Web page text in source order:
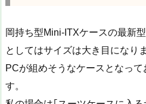
岡持ち型Mini-ITXケースの最新
としてはサイズは大き目になり
PCが組めそうなケースとなっ
す。